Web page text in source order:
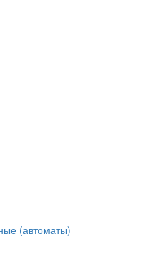
(автоматы)